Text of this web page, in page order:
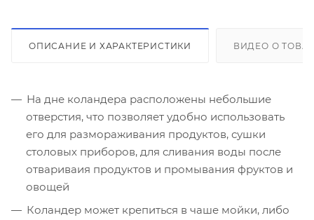
ОПИСАНИЕ И ХАРАКТЕРИСТИКИ ВИДЕО О
На дне коландера расположены небольшие
отверстия, что позволяет удобно использовать
его для размораживания продуктов, сушки
столовых приборов, для сливания воды после
отвариваия продуктов и промывания фруктов и
овощей
Коландер может крепиться в чаше мойки, либо